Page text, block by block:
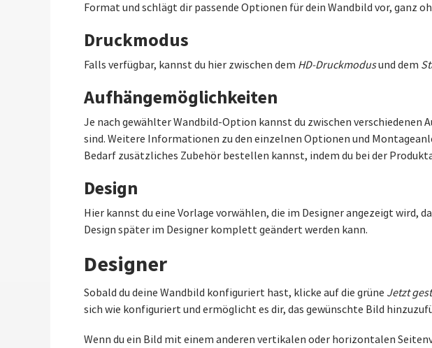
Format und schlägt dir passende Optionen für dein Wandbild vor, ganz
Druckmodus
Falls verfügbar, kannst du hier zwischen dem HD-Druckmodusund dem
Aufhängemöglichkeiten
Je nach gewählter Wandbild-Option kannst du zwischen
sind. Weitere Informationen zu den einzelnen Optionen und
Bedarf zusätzliches Zubehör bestellen kannst, indem du bei der
Design
Hier kannst du eine Vorlage vorwählen, die im Designer angezeigt wird,
Design später im Designer komplett geändert werden kann.
Designer
Sobald du deine Wandbild konfiguriert hast, klicke auf die grüne Jetzt
sich wie konfiguriert und ermöglicht es dir, das gewünschte Bild
Wenn du ein Bild mit einem anderen vertikalen oder horizontalen